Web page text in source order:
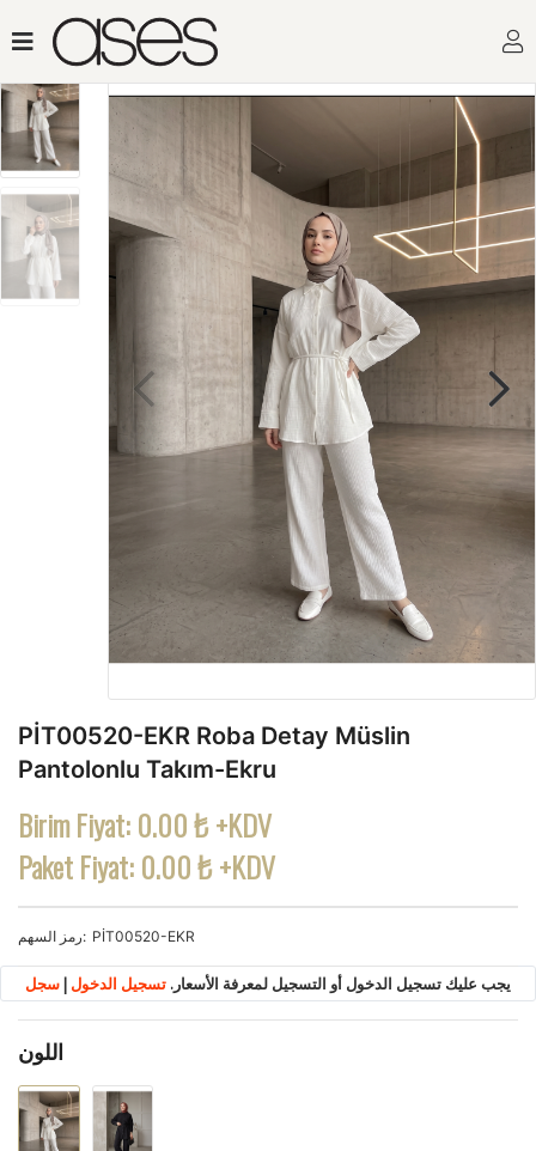
PİT00520-EKR Roba Detay Müslin
Pantolonlu Takım-Ekru
Birim Fiyat:0.00 ₺ +KDV
Paket Fiyat:0.00 ₺ +KDV
رمز السهم PİT00520-EKR
يجب عليك تسجيل الدخول أو التسجيل لمعرفة الأسعار. تسجيل الدخول | سجل
اللون